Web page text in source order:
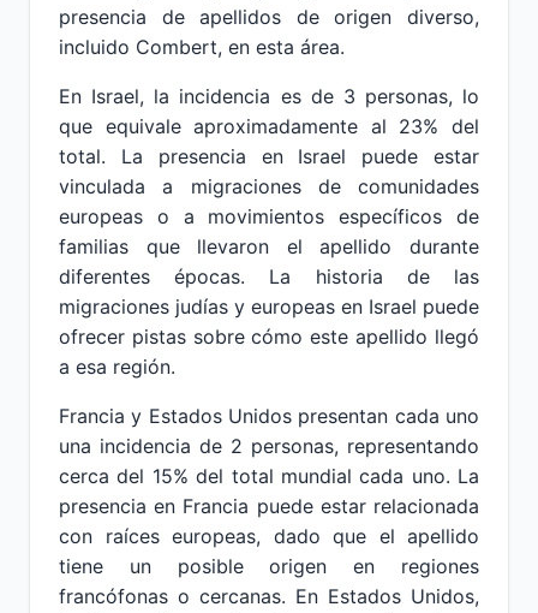
presencia de apellidos de origen diverso,
incluido Combert, en esta área.
En Israel, la incidencia es de 3 personas, lo
que equivale aproximadamente al 23% del
total. La presencia en Israel puede estar
vinculada a migraciones de comunidades
europeas o a movimientos específicos de
familias que llevaron el apellido durante
diferentes épocas. La historia de las
migraciones judías y europeas en Israel puede
ofrecer pistas sobre cómo este apellido llegó
a esa región.
Francia y Estados Unidos presentan cada uno
una incidencia de 2 personas, representando
cerca del 15% del total mundial cada uno. La
presencia en Francia puede estar relacionada
con raíces europeas, dado que el apellido
tiene un posible origen en regiones
francófonas o cercanas. En Estados Unidos,